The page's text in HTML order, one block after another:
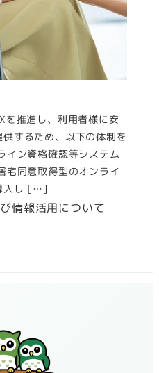
情報活用について
を推進し、利用者様に安
するため、以下の体制を
イン資格確認等システム
宅同意取得型のオンライ
入し […]